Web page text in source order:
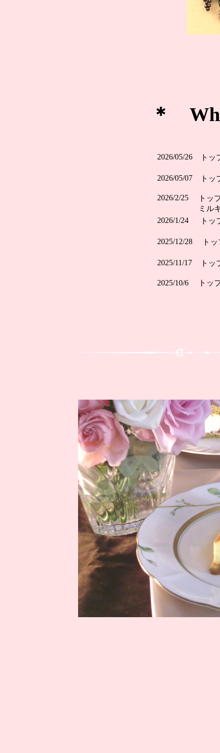
＊
2026/05/26 トッ
2026/05/07 トッ
2026/2/25
トッ
ミル
2026/1/24
トッ
2025/12/28 トッ
2025/11/17 トッ
2025/10/6 トッ